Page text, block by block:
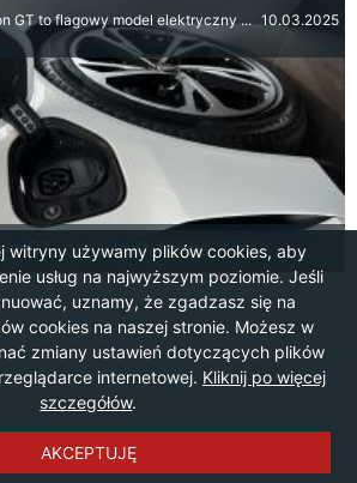
witryny używamy plików cookies, aby
usług na najwyższym poziomie. Jeśli
uznamy, że zgadzasz się na
cookies na naszej stronie. Możesz w
zmiany ustawień dotyczących plików
internetowej. Kliknij po więcej
szczegółów.
AKCEPTUJĘ
GT to flagowy model elektryczny ... 10.03.2025
GT, dane techniczne, test.